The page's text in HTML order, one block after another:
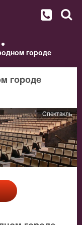
городе
городе
Спектакль